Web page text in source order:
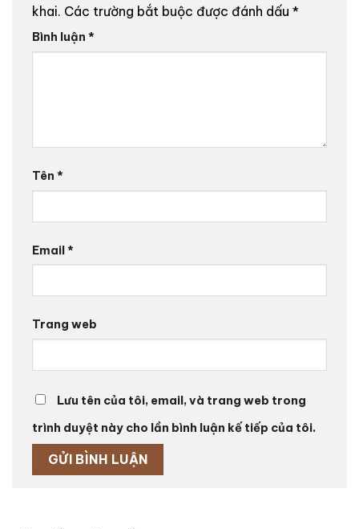
khai. Các trường bắt buộc được đánh dấu *
Bình luận *
Tên *
Email*
Trang web
Lưu tên của tôi, email, và trang web trong
trình duyệt này cho lần bình luận kế tiếp của tôi.